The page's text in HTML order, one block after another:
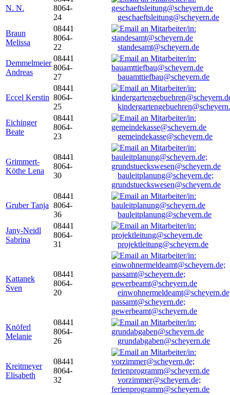
N. N.
8064-
24
geschaeftsleitung@scheyern.de
Braun
Melissa
08441
8064-
22
standesamt@scheyern.de
Demmelmeier
Andreas
08441
8064-
27
bauamttiefbau@scheyern.de
Eccel Kerstin
08441
8064-
25
Eichinger
Beate
08441
8064-
23
gemeindekasse@scheyern.de
Grimmert-
Köthe Lena
08441
8064-
30
bauleitplanung@scheyern.de;
grundstueckswesen@scheyern.de
Gruber Tanja
08441
8064-
36
bauleitplanung@scheyern.de
Jany-Neidl
Sabrina
08441
8064-
31
projektleitung@scheyern.de
Kattanek
Sven
08441
8064-
20
passamt@scheyern.de;
gewerbeamt@scheyern.de
Knöferl
Melanie
08441
8064-
26
grundabgaben@scheyern.de
Kreitmeyer
Elisabeth
08441
8064-
32
vorzimmer@scheyern.de;
ferienprogramm@scheyern.de